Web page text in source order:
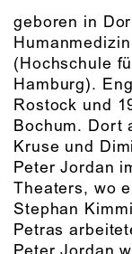
geboren in
(Hochschule
Hamburg).
Rostock und
Bochum. Dort
Kruse und
Peter Jordan
Theaters, wo
Stephan
Petras